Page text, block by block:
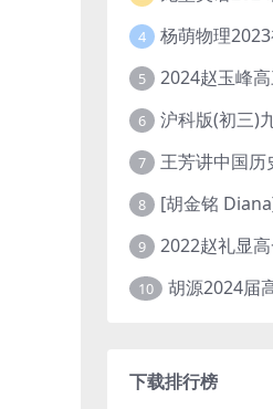
4
5
6
7
8
9
10
下载排行榜